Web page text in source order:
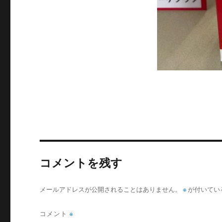
コメントを残す
メールアドレスが公開されることはありません。 ※ が付いて
コメント※